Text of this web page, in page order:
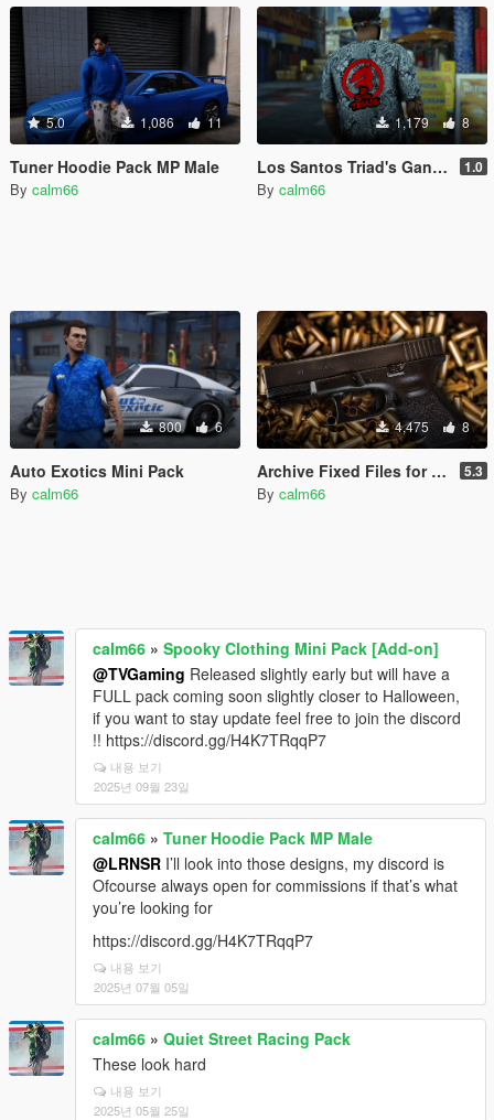
5.0 1,086 11
Tuner Hoodie Pack MP Male
By calm66
1,179 8
Los Santos Triad's Gang Clothing MP Male 1.0
By calm66
800 6
Auto Exotics Mini Pack
By calm66
4,475 8
Archive Fixed Files for "Gtav76 MvcGyver Realistic Weapons Sounds" 5.3
By calm66
calm66 » Spooky Clothing Mini Pack [Add-on]
@TVGaming Released slightly early but will have a
FULL pack coming soon slightly closer to Halloween,
if you want to stay update feel free to join the discord
!! https://discord.gg/H4K7TRqqP7
내용 보기
2025년 09월 23일
calm66 » Tuner Hoodie Pack MP Male
@LRNSR I’ll look into those designs, my discord is
Ofcourse always open for commissions if that’s what
you’re looking for
https://discord.gg/H4K7TRqqP7
내용 보기
2025년 07월 05일
calm66 » Quiet Street Racing Pack
These look hard
내용 보기
2025년 05월 25일